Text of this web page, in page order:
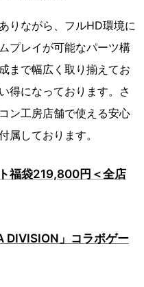
りながら、フルHD環境に
プレイが可能なパーツ構
まで幅広く取り揃えてお
得になっております。さ
ン工房店舗で使える安心
属しております。
福袋219,800円＜全店
」コラボゲー